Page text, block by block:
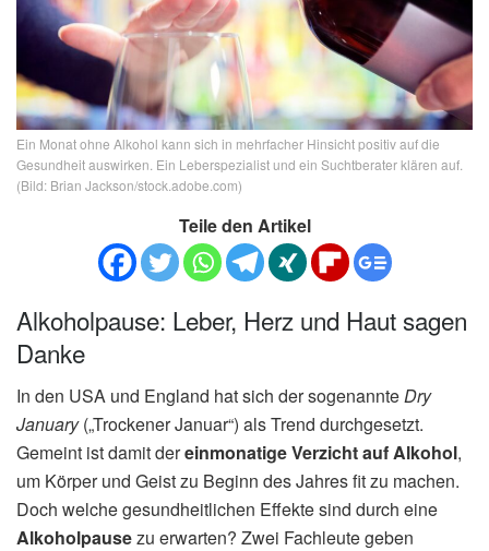
Ein Monat ohne Alkohol kann sich in mehrfacher Hinsicht positiv auf die
Gesundheit auswirken. Ein Leberspezialist und ein Suchtberater klären auf.
(Bild: Brian Jackson/stock.adobe.com)
Teile den Artikel
Alkoholpause: Leber, Herz und Haut sagen
Danke
In den USA und England hat sich der sogenannteDry
January(„Trockener Januar“) als Trend durchgesetzt.
Gemeint ist damit dereinmonatige Verzicht auf Alkohol,
um Körper und Geist zu Beginn des Jahres fit zu machen.
Doch welche gesundheitlichen Effekte sind durch eine
Alkoholpausezu erwarten? Zwei Fachleute geben